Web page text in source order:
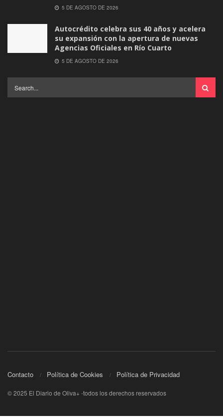
5 DE AGOSTO DE 2026
Autocrédito celebra sus 40 años y acelera
su expansión con la apertura de nuevas
Agencias Oficiales en Río Cuarto
5 DE AGOSTO DE 2026
Contacto Política de Cookies Política de Privacidad
© 2025 El Diario de Oliva+ -todos los derechos reservados